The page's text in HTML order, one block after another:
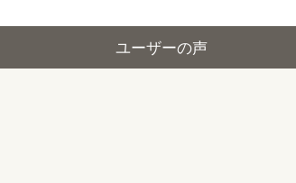
ユーザーの声